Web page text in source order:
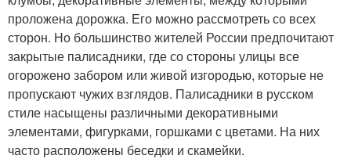
проложена дорожка. Его можно рассмотреть со всех
сторон. Но большинство жителей России предпочитают
закрытые палисадники, где со стороны улицы все
огорожено забором или живой изгородью, которые не
пропускают чужих взглядов. Палисадники в русском
стиле насыщены различными декоративными
элементами, фигурками, горшками с цветами. На них
часто расположены беседки и скамейки.